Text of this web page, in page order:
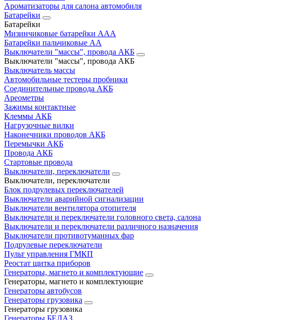
Ароматизаторы для салона автомобиля
Батарейки
Батарейки
Мизинчиковые батарейки AAA
Батарейки пальчиковые АА
Выключатели "массы", провода АКБ
Выключатели "массы", провода АКБ
Выключатель массы
Автомобильные тестеры пробники
Соединительные провода АКБ
Ареометры
Зажимы контактные
Клеммы АКБ
Нагрузочные вилки
Наконечники проводов АКБ
Перемычки АКБ
Провода АКБ
Стартовые провода
Выключатели, переключатели
Выключатели, переключатели
Блок подрулевых переключателей
Выключатели аварийной сигнализации
Выключатели вентилятора отопителя
Выключатели и переключатели головного света, салона
Выключатели и переключатели различного назначения
Выключатели противотуманных фар
Подрулевые переключатели
Пульт управления ГМКП
Реостат щитка приборов
Генераторы, магнето и комплектующие
Генераторы, магнето и комплектующие
Генераторы автобусов
Генераторы грузовика
Генераторы грузовика